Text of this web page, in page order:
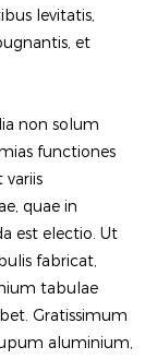
levitatis,
et
non solum
functiones
quae in
est electio. Ut
fabricat,
tabulae
Gratissimum
aluminium,